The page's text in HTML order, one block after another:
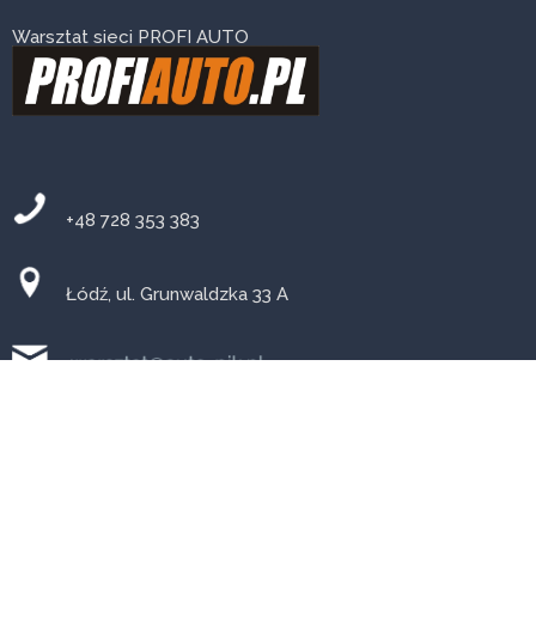
Warsztat sieci PROFI AUTO
+48 728 353 383
Łódź, ul. Grunwaldzka 33 A